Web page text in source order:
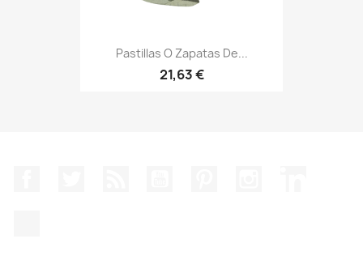
Pastillas O Zapatas De...
21,63 €